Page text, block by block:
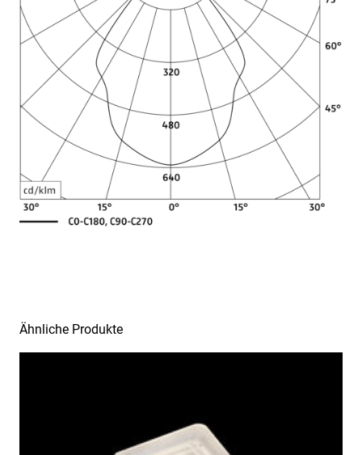
Ähnliche Produkte